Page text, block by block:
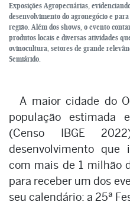
Exposições Agropecuárias,
desenvolvimento do agronegócio e
região. Além dos shows, o evento
produtos locais e diversas atividades
ovinocultura, setores de grande
Semiárido.
A maior cidade do
população
(Censo IBGE
desenvolvimento que
com mais de 1 milhão
para receber um dos
seu calendário: a 25ª